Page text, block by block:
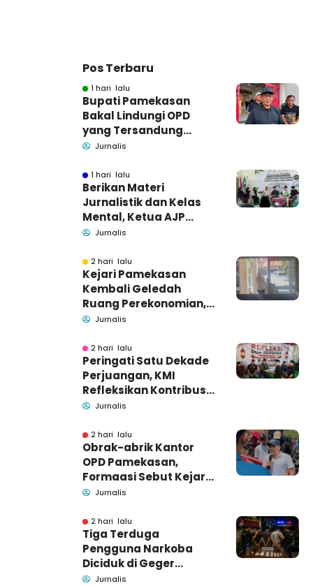
Pos Terbaru
1 hari lalu
Bupati Pamekasan
Bakal Lindungi OPD
yang Tersandung
Dugaan Korupsi
Jurnalis
1 hari lalu
Berikan Materi
Jurnalistik dan Kelas
Mental, Ketua AJP
Bakar Semangat LPM
Jurnalis
2 hari lalu
Kejari Pamekasan
Kembali Geledah
Ruang Perekonomian,
Pidsus: Tunggu Saja!
Jurnalis
2 hari lalu
Peringati Satu Dekade
Perjuangan, KMI
Refleksikan Kontribusi
untuk Masyarakat
Jurnalis
2 hari lalu
Obrak-abrik Kantor
OPD Pamekasan,
Formaasi Sebut Kejari
Pamekasan
Jurnalis
2 hari lalu
Tiga Terduga
Pengguna Narkoba
Diciduk di Geger
Bangkalan, Polisi Masih
Jurnalis